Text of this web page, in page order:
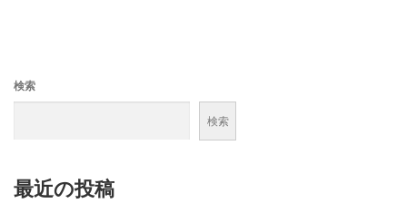
検索
検索
最近の投稿